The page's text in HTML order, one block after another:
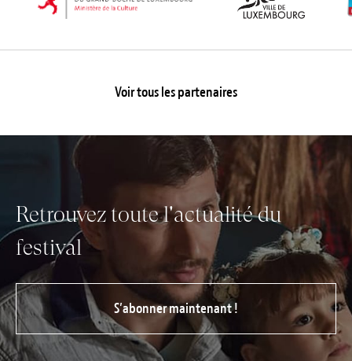
Voir tous les partenaires
Retrouvez toute l'actualité du
festival
S’abonner maintenant !